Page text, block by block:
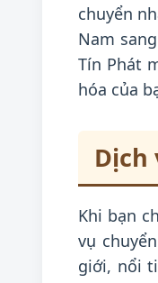
chuyển
Nam
Tín Phát
hóa của
Dịch
Khi bạn
vụ
giới, nổi